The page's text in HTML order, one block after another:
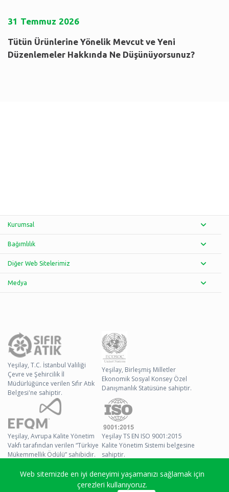
Web sitemizde en iyi deneyimi yaşamanızı sağlamak için
çerezleri kullanıyoruz.
31 Temmuz 2026
Tütün Ürünlerine Yönelik Mevcut ve Yeni
Düzenlemeler Hakkında Ne Düşünüyorsunuz?
Kurumsal
Bağımlılık
Diğer Web Sitelerimiz
Medya
Yeşilay, T.C. İstanbul Valiliği
Çevre ve Şehircilik İl
Müdürlüğünce verilen Sıfır Atık
Belgesi'ne sahiptir.
Yeşilay, Birleşmiş Milletler
Ekonomik Sosyal Konsey Özel
Danışmanlık Statüsüne sahiptir.
Yeşilay, Avrupa Kalite Yönetim
Vakfı tarafından verilen “Türkiye
Mükemmellik Ödülü” sahibidir.
Yeşilay TS EN ISO 9001:2015
Kalite Yönetim Sistemi belgesine
sahiptir.
© 2026 Yeşilay Tüm
Hakları Saklıdır